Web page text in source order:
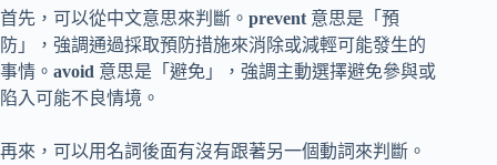
首先，可以從中文意思來判斷。 prevent 意思是「預
防」，強調通過採取預防措施來消除或減輕可能發生的
事情。 avoid 意思是「避免」，強調主動選擇避免參與或
陷入可能不良情境。
再來，可以用名詞後面有沒有跟著另一個動詞來判斷。